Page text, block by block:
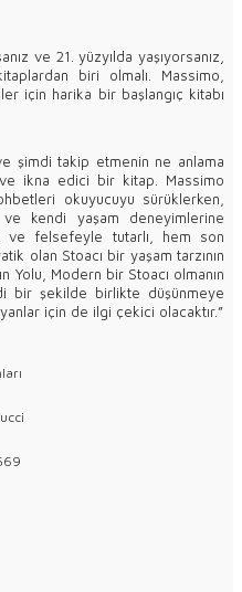
ve 21. yüzyılda yaşıyorsanız,
biri olmalı. Massimo,
için harika bir başlangıç kitabı
şimdi takip etmenin ne anlama
ikna edici bir kitap. Massimo
okuyucuyu sürüklerken,
ve kendi yaşam deneyimlerine
ve felsefeyle tutarlı, hem son
olan Stoacı bir yaşam tarzının
Yolu, Modern bir Stoacı olmanın
bir şekilde birlikte düşünmeye
için de ilgi çekici olacaktır.”